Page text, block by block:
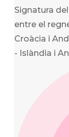
Signatura
entre el
Croàcia i
- Islàndia i